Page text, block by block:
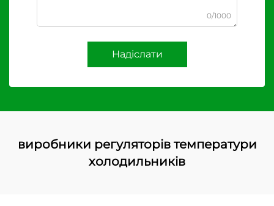
0/1000
Надіслати
виробники регуляторів температури
холодильників